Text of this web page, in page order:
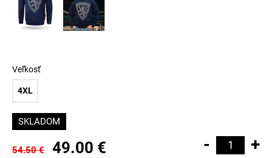
Veľkosť
4XL
SKLADOM
54.50 € 49.00 € - +